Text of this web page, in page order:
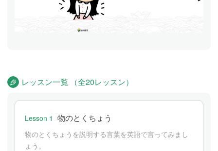
レッスン一覧 （全20レッスン）
Lesson 1 物のとくちょう
物のとくちょうを説明する言葉を英語で言ってみまし
ょう。